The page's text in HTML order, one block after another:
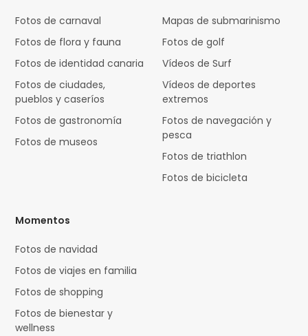
Fotos de carnaval
Fotos de flora y fauna
Fotos de identidad canaria
Fotos de ciudades,
pueblos y caseríos
Fotos de gastronomía
Fotos de museos
Mapas de submarinismo
Fotos de golf
Vídeos de Surf
Vídeos de deportes
extremos
Fotos de navegación y
pesca
Fotos de triathlon
Fotos de bicicleta
Momentos
Fotos de navidad
Fotos de viajes en familia
Fotos de shopping
Fotos de bienestar y
wellness